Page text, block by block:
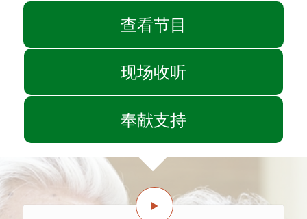
查看节目
现场收听
奉献支持